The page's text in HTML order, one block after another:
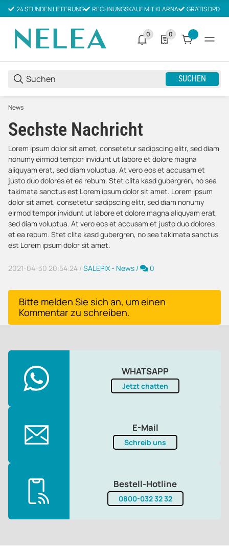
24 STUNDEN LIEFERUNG RECHNUNGSKAUF MIT KLARNA GRATIS DPD
SUCHEN
0
0 neue Notifizierungen
0
0 Produkte in der
News
Sechste Nachricht
Lorem ipsum dolor sit amet, consetetur sadipscing elitr, sed diam
nonumy eirmod tempor invidunt ut labore et dolore magna
aliquyam erat, sed diam voluptua. At vero eos et accusam et
justo duo dolores et ea rebum. Stet clita kasd gubergren, no sea
takimata sanctus est Lorem ipsum dolor sit amet. Lorem ipsum
dolor sit amet, consetetur sadipscing elitr, sed diam nonumy
eirmod tempor invidunt ut labore et dolore magna aliquyam erat,
sed diam voluptua. At vero eos et accusam et justo duo dolores
et ea rebum. Stet clita kasd gubergren, no sea takimata sanctus
est Lorem ipsum dolor sit amet.
2021-04-30 20:54:24 /SALEPIX - News / Kommentare
0
x
Bitte melden Sie sich an, um einen
Kommentar zu schreiben.
WHATSAPP
Jetzt chatten
E-Mail
Schreib uns
Bestell-Hotline
0800-032 32 32